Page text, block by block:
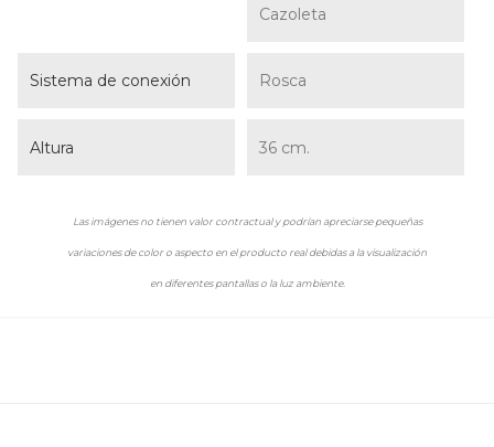
Cazoleta
Sistema de conexión Rosca
Altura 36 cm.
Las imágenes no tienen valor contractual y podrían apreciarse pequeñas
variaciones de color o aspecto en el producto real debidas a la visualización
en diferentes pantallas o la luz ambiente.